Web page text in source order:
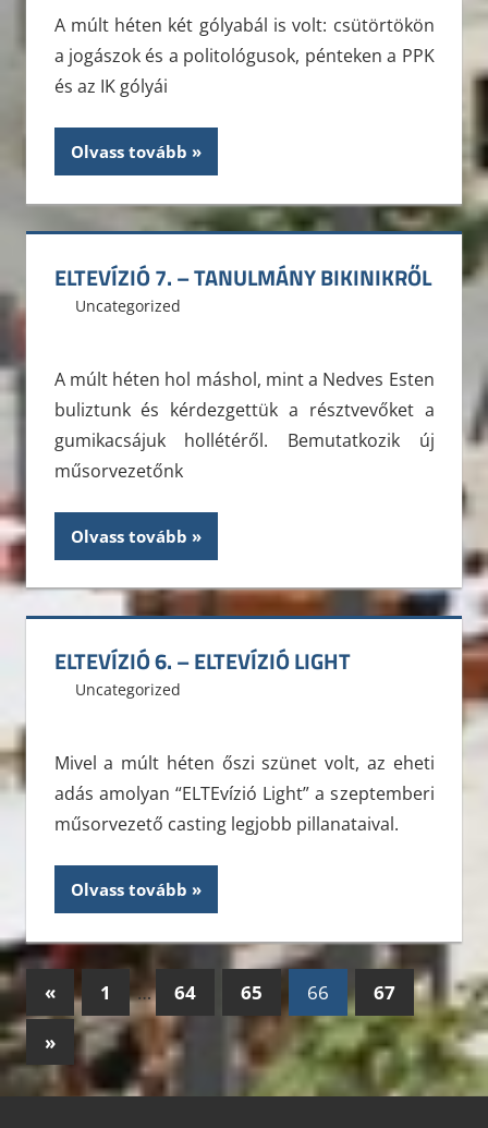
A múlt héten két gólyabál is volt: csütörtökön
a jogászok és a politológusok, pénteken a PPK
és az IK gólyái
Olvass tovább
ELTEVÍZIÓ 7. – TANULMÁNY BIKINIKRŐL
2012. november 12.
ELTE ÁJK HÖK
Uncategorized
A múlt héten hol máshol, mint a Nedves Esten
buliztunk és kérdezgettük a résztvevőket a
gumikacsájuk hollétéről. Bemutatkozik új
műsorvezetőnk
Olvass tovább
ELTEVÍZIÓ 6. – ELTEVÍZIÓ LIGHT
2012. november 5.
ELTE ÁJK HÖK
Uncategorized
Mivel a múlt héten őszi szünet volt, az eheti
adás amolyan “ELTEvízió Light” a szeptemberi
műsorvezető casting legjobb pillanataival.
Olvass tovább
Bejegyzések
lapozása
«Previous
Posts
1 … 64 65 66
67
Next
Posts
»